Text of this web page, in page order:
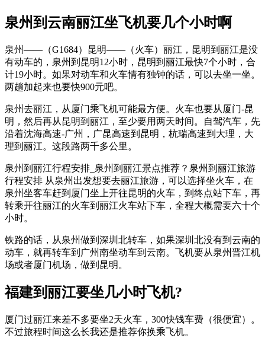
泉州到云南丽江坐飞机要几个小时啊
泉州——（G1684）昆明——（火车）丽江，昆明到丽江是没
有动车的，泉州到昆明12小时，昆明到丽江最快7个小时，合
计19小时。如果对动车和火车情有独钟的话，可以去坐一坐。
两趟加起来也要快900元吧。
泉州去丽江，从厦门乘飞机可能最方便。火车也要从厦门-昆
明，然后再从昆明到丽江，至少要用两天时间。自驾汽车，先
沿着沈海高速-广州，广昆高速到昆明，杭瑞高速到大理，大
理到丽江。这段路两千多公里。
泉州到丽江行程安排_泉州到丽江景点推荐？泉州到丽江旅游
行程安排 从泉州出发想要去丽江旅游，可以选择坐火车，在
泉州坐客车赶到厦门坐上开往昆明的火车，到终点站下车，再
转乘开往丽江的火车到丽江火车站下车，全程大概需要六十个
小时。
铁路的话，从泉州做到深圳北转车，如果深圳北没有到云南的
动车，就再转车到广州南坐动车到云南。飞机要从泉州晋江机
场或者厦门机场，做到昆明。
福建到丽江要坐几小时飞机?
厦门过丽江来差不多要坐2天火车，300快钱车费（很便宜）。
不过旅程时间这么长我还是推荐你换乘飞机。